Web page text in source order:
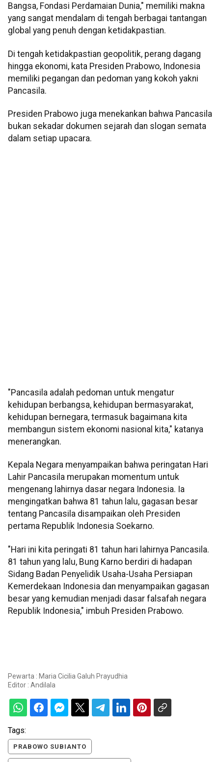
Bangsa, Fondasi Perdamaian Dunia," memiliki makna
yang sangat mendalam di tengah berbagai tantangan
global yang penuh dengan ketidakpastian.
Di tengah ketidakpastian geopolitik, perang dagang
hingga ekonomi, kata Presiden Prabowo, Indonesia
memiliki pegangan dan pedoman yang kokoh yakni
Pancasila.
Presiden Prabowo juga menekankan bahwa Pancasila
bukan sekadar dokumen sejarah dan slogan semata
dalam setiap upacara.
"Pancasila adalah pedoman untuk mengatur
kehidupan berbangsa, kehidupan bermasyarakat,
kehidupan bernegara, termasuk bagaimana kita
membangun sistem ekonomi nasional kita," katanya
menerangkan.
Kepala Negara menyampaikan bahwa peringatan Hari
Lahir Pancasila merupakan momentum untuk
mengenang lahirnya dasar negara Indonesia. Ia
mengingatkan bahwa 81 tahun lalu, gagasan besar
tentang Pancasila disampaikan oleh Presiden
pertama Republik Indonesia Soekarno.
"Hari ini kita peringati 81 tahun hari lahirnya Pancasila.
81 tahun yang lalu, Bung Karno berdiri di hadapan
Sidang Badan Penyelidik Usaha-Usaha Persiapan
Kemerdekaan Indonesia dan menyampaikan gagasan
besar yang kemudian menjadi dasar falsafah negara
Republik Indonesia," imbuh Presiden Prabowo.
Pewarta : Maria Cicilia Galuh Prayudhia
Editor : Andilala
Tags:
PRABOWO SUBIANTO